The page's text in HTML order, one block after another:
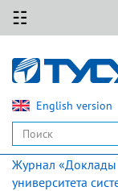
☷
English version
Журнал «Доклады
университета